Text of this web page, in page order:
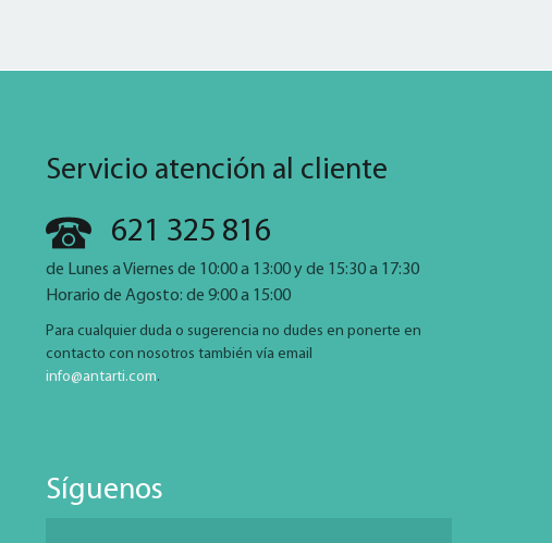
Servicio atención al cliente
621 325 816
de Lunes a Viernes de 10:00 a 13:00 y de 15:30 a 17:30
Horario de Agosto: de 9:00 a 15:00
Para cualquier duda o sugerencia no dudes en ponerte en
contacto con nosotros también vía email
info@antarti.com.
Síguenos